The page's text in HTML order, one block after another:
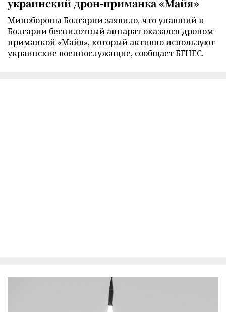
украинский дрон-приманка «Майя»
Минобороны Болгарии заявило, что упавший в
Болгарии беспилотный аппарат оказался дроном-
приманкой «Майя», который активно используют
украинские военнослужащие, сообщает БГНЕС.